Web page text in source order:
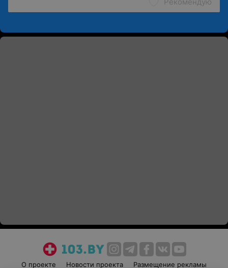
О проекте Новости проекта Размещение рекламы